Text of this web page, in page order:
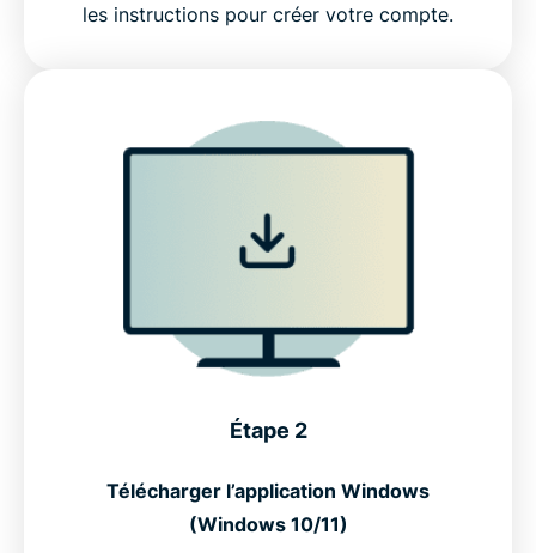
les instructions pour créer votre compte.
Étape 2
Télécharger l’application Windows
(Windows 10/11)